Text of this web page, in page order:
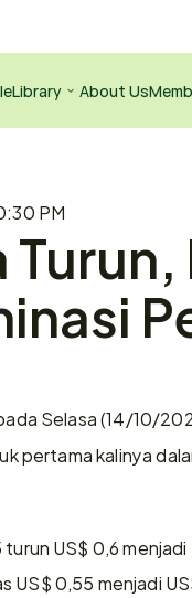
Library About Us
PM
Selasa (14/10/
pertama kalinya
US$ 0,6
0,55 menjadi